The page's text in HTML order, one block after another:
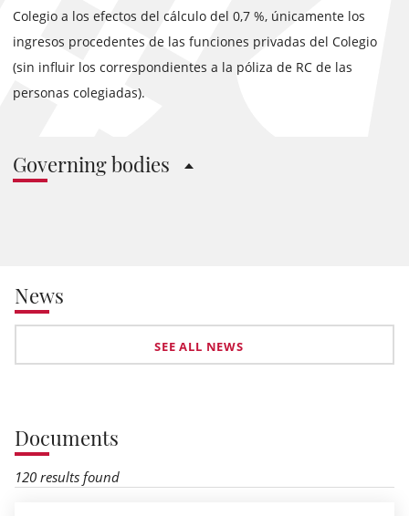
Colegio a los efectos del cálculo del 0,7 %, únicamente los
ingresos procedentes de las funciones privadas del Colegio
(sin influir los correspondientes a la póliza de RC de las
personas colegiadas).
Governing bodies
News
SEE ALL NEWS
Documents
120 results found